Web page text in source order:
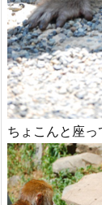
ちょこんと座っ